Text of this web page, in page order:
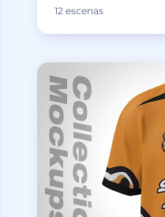
12 escenas